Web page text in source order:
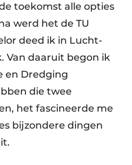
toekomst alle opties
werd het de TU
deed ik in Lucht-
Van daaruit begon ik
en Dredging
die twee
het fascineerde me
bijzondere dingen